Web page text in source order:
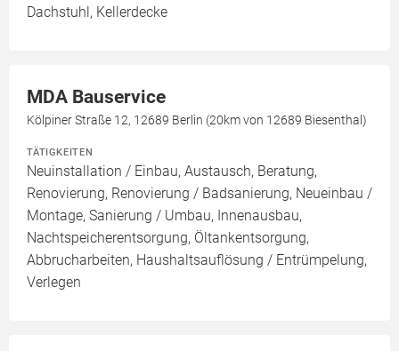
Dachstuhl, Kellerdecke
MDA Bauservice
Kölpiner Straße 12, 12689 Berlin (20km von 12689 Biesenthal)
TÄTIGKEITEN
Neuinstallation / Einbau, Austausch, Beratung,
Renovierung, Renovierung / Badsanierung, Neueinbau /
Montage, Sanierung / Umbau, Innenausbau,
Nachtspeicherentsorgung, Öltankentsorgung,
Abbrucharbeiten, Haushaltsauflösung / Entrümpelung,
Verlegen